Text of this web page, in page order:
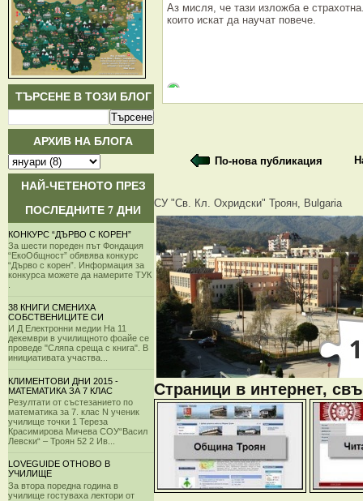
ТЪРСЕНЕ В ТОЗИ БЛОГ
АРХИВ НА БЛОГА
НАЙ-ЧЕТЕНОТО ПРЕЗ
ПОСЛЕДНИТЕ 7 ДНИ
КОНКУРС “ДЪРВО С КОРЕН”
За шести пореден път Фондация
“ЕкоОбщност” обявява конкурс
“Дърво с корен”. Информация за
конкурса можете да намерите ТУК
38 КНИГИ СМЕНИХА
СОБСТВЕНИЦИТЕ СИ
И Д Електронни медии На 11
декември в училищното фоайе се
проведе "Сляпа среща с книга". В
инициативата участва...
КЛИМЕНТОВИ ДНИ 2015 -
МАТЕМАТИКА ЗА 7 КЛАС
Резултати от състезанието по
математика за 7. клас N ученик
училище точки 1 Тереза
Красимирова Мичева СОУ“Васил
Левски“ – Троян 52 2 Ив...
LOVEGUIDE ОТНОВО В
УЧИЛИЩЕ
За втора поредна година в
училище гостуваха лектори от
Аз мисля, че тази изложба е
които искат да научат повече.
По-нова публикация
СУ "Св. Кл. Охридски" Троян, Bulgaria
Страници в интернет,